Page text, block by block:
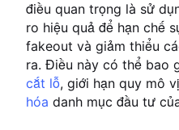
điều quan trọng là sử
ro hiệu quả để hạn chế
fakeout và giảm thiểu
ra. Điều này có thể bao
cắt lỗ, giới hạn quy mô
hóa danh mục đầu tư